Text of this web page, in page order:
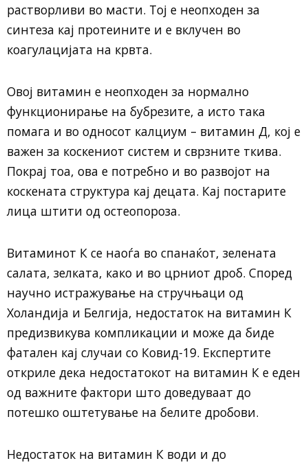
растворливи во масти. Тој е неопходен за
синтеза кај протеините и е вклучен во
коагулацијата на крвта.
Овој витамин е неопходен за нормално
функционирање на бубрезите, а исто така
помага и во односот калциум – витамин Д, кој е
важен за коскениот систем и сврзните ткива.
Покрај тоа, ова е потребно и во развојот на
коскената структура кај децата. Кај постарите
лица штити од остеопороза.
Витаминот К се наоѓа во спанаќот, зелената
салата, зелката, како и во црниот дроб. Според
научно истражување на стручњаци од
Холандија и Белгија, недостаток на витамин К
предизвикува компликации и може да биде
фатален кај случаи со Ковид-19. Експертите
откриле дека недостатокот на витамин К е еден
од важните фактори што доведуваат до
потешко оштетување на белите дробови.
Недостаток на витамин К води и до